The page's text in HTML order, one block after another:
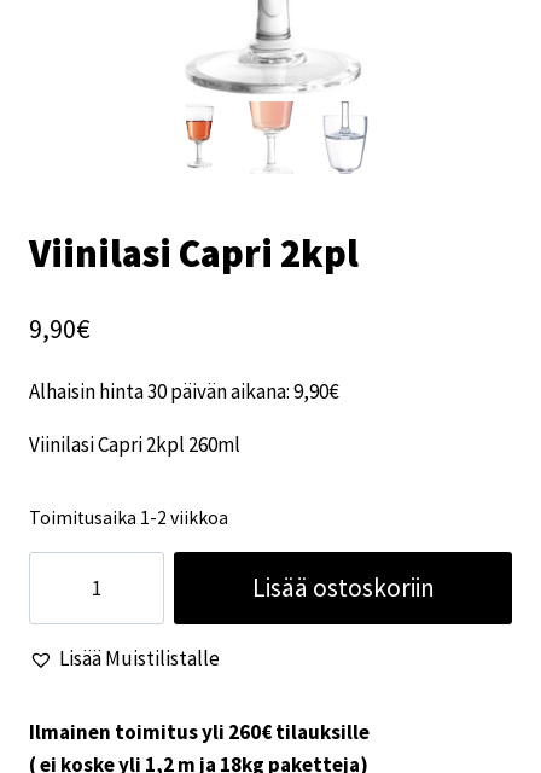
Viinilasi Capri 2kpl
9,90€
Alhaisin hinta 30 päivän aikana:9,90€
Viinilasi Capri 2kpl 260ml
Toimitusaika 1-2 viikkoa
2kpl
määrä
Lisää ostoskoriin
Lisää Muistilistalle
Ilmainen toimitus yli 260€ tilauksille
( ei koske yli 1,2 m ja 18kg paketteja)